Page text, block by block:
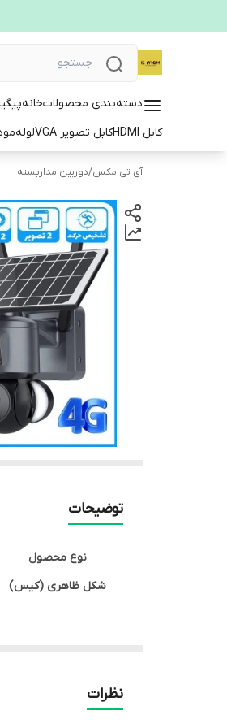
دسته‌بندی محصولاتخانه
کابل HDMI
کابل تصویر VGA لوله
آی تی مکس/دوربین مداربسته
توضیحات
نوع محصول
شکل ظاهری (کیس)
نظرات